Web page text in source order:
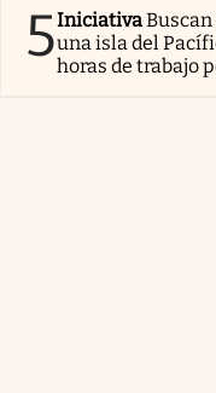
5Iniciativa
una isla del
horas de trabajo